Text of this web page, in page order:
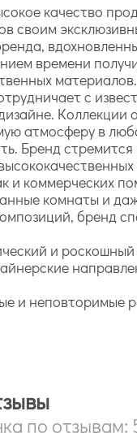
качество
своим
времени
материалов.
с
атмосферу в
Бренд
и коммерческих
комнаты и
бренд
и
и неповторимые
по отзывам: